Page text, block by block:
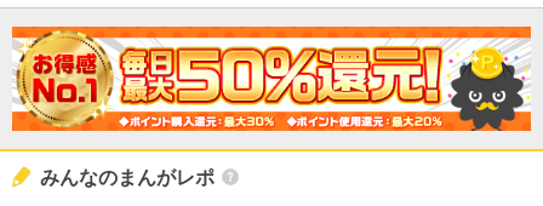
みんなのまんがレポ